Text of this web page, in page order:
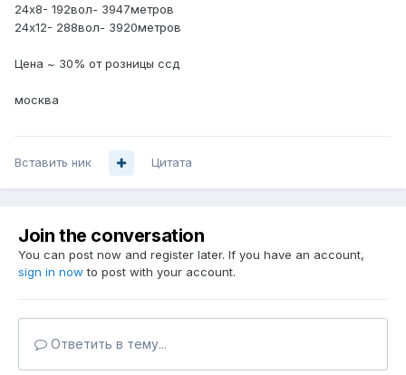
24х8- 192вол- 3947метров
24х12- 288вол- 3920метров
Цена ~ 30% от розницы ссд
москва
Вставить ник Цитата
Join the conversation
You can post now and register later. If you have an account,
sign in now to post with your account.
Ответить в тему...